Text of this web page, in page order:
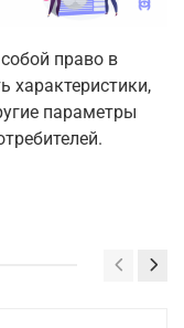
право в
характеристики,
параметры